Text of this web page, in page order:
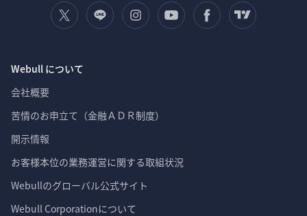
Webull について
会社概要
苦情のお申立て（金融ＡＤＲ制度）
開示情報
お客様本位の業務運営に関する取組状況
Webullのグローバル公式サイト
Webull Corporationについて